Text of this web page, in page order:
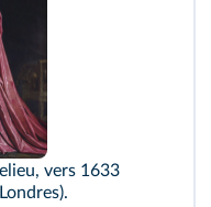
vers 1633